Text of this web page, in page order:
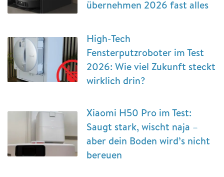
übernehmen 2026 fast alles
High-Tech
Fensterputzroboter im Test
2026: Wie viel Zukunft steckt
wirklich drin?
Xiaomi H50 Pro im Test:
Saugt stark, wischt naja –
aber dein Boden wird’s nicht
bereuen